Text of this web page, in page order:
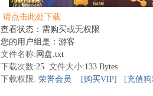
请点击此处下载
查看状态：需购买或无权限
您的用户组是：游客
文件名称: 网盘.txt
下载次数:25 文件大小:133 Bytes
下载权限: 荣誉会员 [购买VIP] [充值